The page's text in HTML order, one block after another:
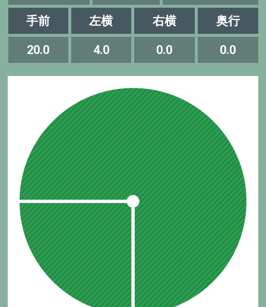
手前 左横 右横 奥行
20.0 4.0 0.0 0.0